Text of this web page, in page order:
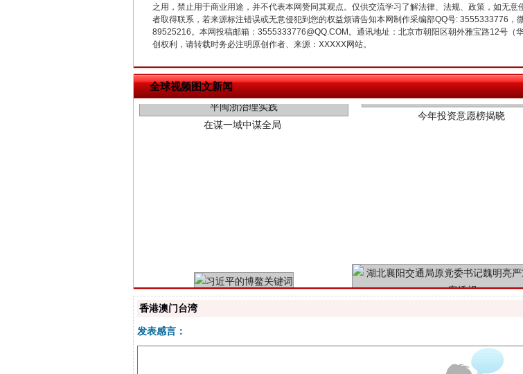
之用，禁止用于商业用途，并不代表本网赞同其观点。仅供交流学习了解法律、法规、政策，如无
者取得联系，若来源标注错误或无意侵犯到您的权益烦请告知本网制作采编部QQ号: 3555333776
89525216。本网投稿邮箱：3555333776@QQ.COM。通讯地址：北京市朝阳区朝外雅宝路12号（
创权利，请转载时务必注明原创作者、来源：XXXXX网站。
全球视频图文新闻
香港澳门台湾
发表感言：